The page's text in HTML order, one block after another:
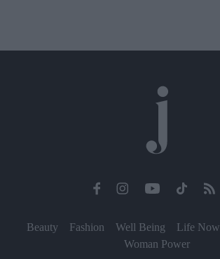
Beauty Fashion Well Being Life Now
Woman Power